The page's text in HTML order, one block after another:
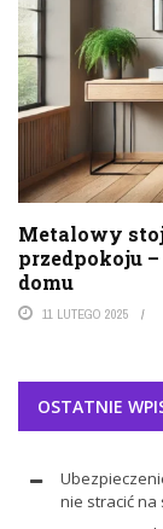
Metalowy
przedpokoju
domu
11 LUTEGO 2025
OSTATNIE
nie stracić na